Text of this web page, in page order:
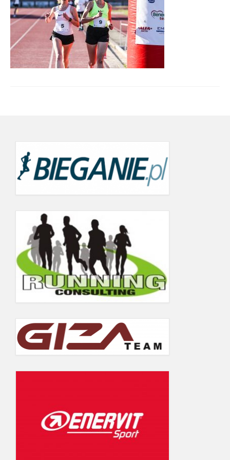
Wyniki cyklu 2022
wyniki 19.09.2022
21.06.2022
24.05.2022
20.06.2020
8.05.2019
5.06.2019
Wyniki Warsaw Track Cup 2018
Wyniki Warsaw Track Cup 2017
Wyniki Warsaw Track Cup 2016
Wyniki Warsaw Track Cup 2014
Wyniki Warsaw Track Cup 2013
KONTAKT